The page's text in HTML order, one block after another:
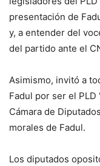
presentación de
y, a entender del
del partido ante el
Asimismo, invitó a
Fadul por ser el
Cámara de
morales de Fadul.
Los diputados